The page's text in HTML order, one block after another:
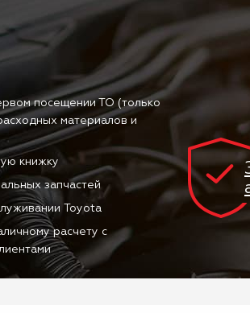
посещении ТО (только
материалов и
книжку
запчастей
Toyota
расчету с